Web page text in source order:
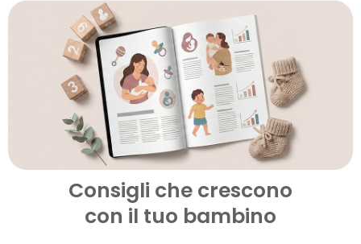
Consigli che crescono
con il tuo bambino